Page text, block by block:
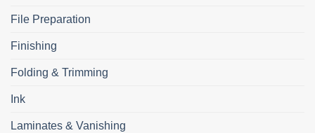
File Preparation
Finishing
Folding & Trimming
Ink
Laminates & Vanishing